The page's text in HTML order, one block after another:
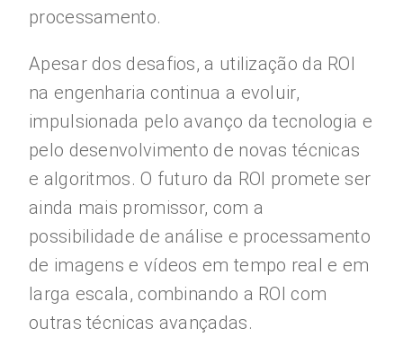
processamento.
Apesar dos desafios, a utilização da ROI
na engenharia continua a evoluir,
impulsionada pelo avanço da tecnologia e
pelo desenvolvimento de novas técnicas
e algoritmos. O futuro da ROI promete ser
ainda mais promissor, com a
possibilidade de análise e processamento
de imagens e vídeos em tempo real e em
larga escala, combinando a ROI com
outras técnicas avançadas.